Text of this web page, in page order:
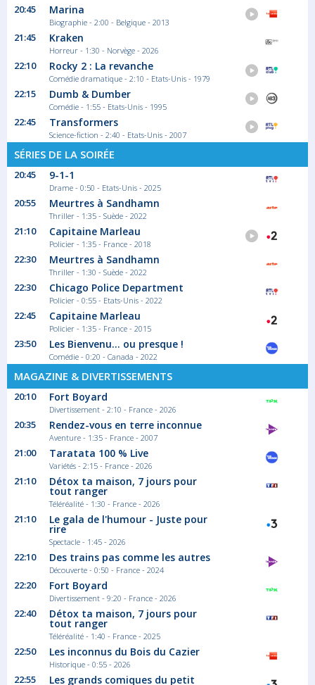
20:45 Marina
Biographie - 2:00 - Belgique - 2013
21:45 Kraken
Horreur - 1:30 - Norvège - 2026
22:10 Rocky 2 : La revanche
Comédie dramatique - 2:10 - Etats-Unis - 1979
22:15 Dumb & Dumber
Comédie - 1:55 - Etats-Unis - 1995
22:45 Transformers
Science-fiction - 2:40 - Etats-Unis - 2007
SÉRIES DE LA SOIRÉE
20:45 9-1-1
Drame - 0:50 - Etats-Unis - 2025
20:55 Meurtres à Sandhamn
Thriller - 1:35 - Suède - 2022
21:10 Capitaine Marleau
Policier - 1:35 - France - 2018
22:30 Meurtres à Sandhamn
Thriller - 1:30 - Suède - 2022
22:30 Chicago Police Department
Policier - 0:55 - Etats-Unis - 2022
22:45 Capitaine Marleau
Policier - 1:35 - France - 2015
23:50 Les Bienvenu... ou presque !
Comédie - 0:20 - Canada - 2022
MAGAZINE & DIVERTISSEMENTS
20:10 Fort Boyard
Divertissement - 2:10 - France - 2026
20:35 Rendez-vous en terre inconnue
Aventure - 1:35 - France - 2007
21:00 Taratata 100 % Live
Variétés - 2:15 - France - 2026
21:10 Détox ta maison, 7 jours pour
tout ranger
Téléréalité - 1:30 - France - 2026
21:10 Le gala de l'humour - Juste pour
rire
Spectacle - 1:45 - 2026
22:10 Des trains pas comme les autres
Découverte - 0:50 - France - 2024
22:20 Fort Boyard
Divertissement - 9:20 - France - 2026
22:40 Détox ta maison, 7 jours pour
tout ranger
Téléréalité - 1:40 - France - 2025
22:50 Les inconnus du Bois du Cazier
Historique - 0:55 - 2026
22:55 Les grands comiques du petit